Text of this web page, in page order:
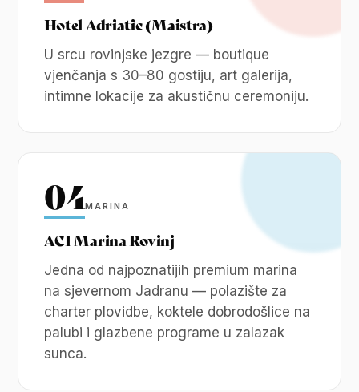
Hotel Adriatic (Maistra)
U srcu rovinjske jezgre — boutique
vjenčanja s 30–80 gostiju, art galerija,
intimne lokacije za akustičnu ceremoniju.
04MARINA
ACI Marina Rovinj
Jedna od najpoznatijih premium marina
na sjevernom Jadranu — polazište za
charter plovidbe, koktele dobrodošlice na
palubi i glazbene programe u zalazak
sunca.